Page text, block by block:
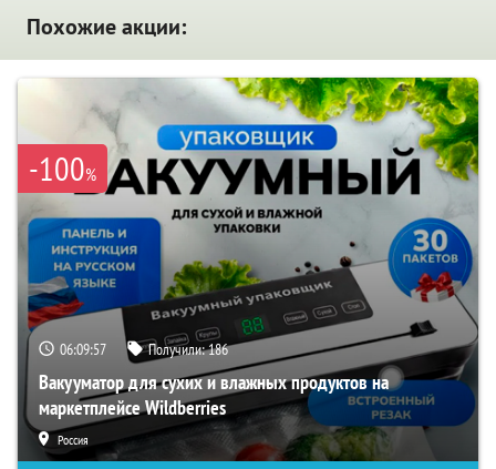
Похожие акции:
-100%
06:09:56 Получили:186
Вакууматор для сухих и влажных продуктов на
маркетплейсе Wildberries
Россия